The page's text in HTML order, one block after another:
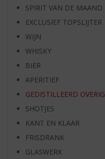
SPIRIT VAN DE MAAND
EXCLUSIEF TOPSLIJTER
WIJN
WHISKY
BIER
APERITIEF
GEDISTILLEERD OVERIG
SHOTJES
KANT EN KLAAR
FRISDRANK
GLASWERK